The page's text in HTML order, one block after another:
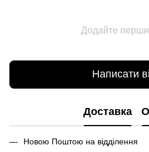
Додайте
Написати
Доставка
Новою Поштою на відділення